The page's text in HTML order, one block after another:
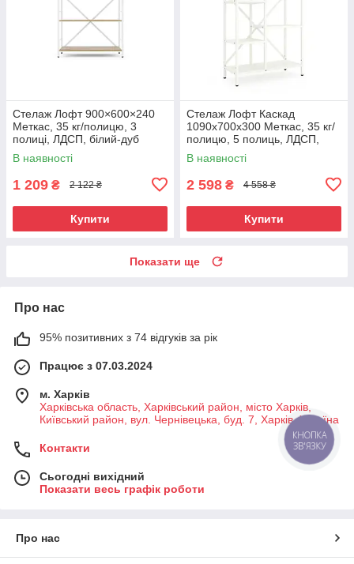
Стелаж Лофт 900×600×240
Меткас, 35 кг/полицю, 3
полиці, ЛДСП, білий-дуб
артизан
В наявності
1 209 ₴ 2 122 ₴
Купити
Стелаж Лофт Каскад
1090х700х300 Меткас, 35 кг/
полицю, 5 полиць, ЛДСП,
білий-білий сніг
В наявності
2 598 ₴ 4 558 ₴
Купити
Показати ще
Про нас
95% позитивних з 74 відгуків за рік
Працює з 07.03.2024
м. Харків
Харківська область, Харківський район, місто Харків,
Київський район, вул. Чернівецька, буд. 7, Харків, Україна
Контакти
Сьогодні вихідний
Показати весь графік роботи
Про нас
КНОПКА
ЗВ'ЯЗКУ